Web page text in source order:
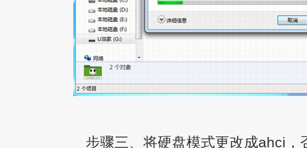
步骤三、将硬盘模式更改成ahci，